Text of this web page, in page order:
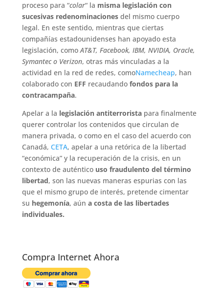
proceso para “colar“ la misma legislación con
sucesivas redenominacionesdel mismo cuerpo
legal. En este sentido, mientras que ciertas
compañías estadounidenses han apoyado esta
legislación, comoAT&T, Facebook, IBM, NVIDIA, Oracle,
Symantec o Verizon, otras más vinculadas a la
actividad en la red de redes, comoNamecheap, han
colaborado con EFF recaudando fondos para la
contracampaña.
Apelar a la legislación antiterroristapara finalmente
querer controlar los contenidos que circulan de
manera privada, o como en el caso del acuerdo con
Canadá, CETA, apelar a una retórica de la libertad
“económica” y la recuperación de la crisis, en un
contexto de auténticouso fraudulento del término
libertad, son las nuevas maneras espurias con las
que el mismo grupo de interés, pretende cimentar
su hegemonía, aún a costa de las libertades
individuales.
Compra Internet Ahora